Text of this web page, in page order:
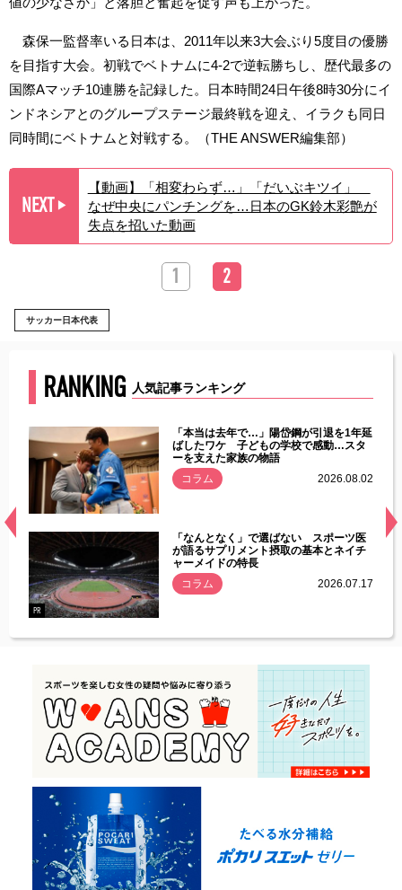
森保一監督率いる日本は、2011年以来3大会ぶり5度目の優勝
を目指す大会。初戦でベトナムに4-2で逆転勝ちし、歴代最多の
国際Aマッチ10連勝を記録した。日本時間24日午後8時30分にイ
ンドネシアとのグループステージ最終戦を迎え、イラクも同日
同時間にベトナムと対戦する。（THE ANSWER編集部）
NEXT ▶︎
【動画】「相変わらず…」「だいぶキツイ」
なぜ中央にパンチングを…日本のGK鈴木彩艶が
失点を招いた動画
1 2
サッカー日本代表
RANKING 人気記事ランキング
常
「本当は去年で…」陽岱鋼が引退を1年延
ばしたワケ 子どもの学校で感動…スタ
ーを支えた家族の物語
コラム
2026.08.02
PR
「なんとなく」で選ばない スポーツ医
が語るサプリメント摂取の基本とネイチ
ャーメイドの特長
コラム
2026.07.17